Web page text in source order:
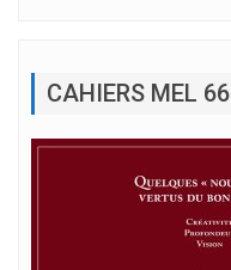
CAHIERS MEL 66